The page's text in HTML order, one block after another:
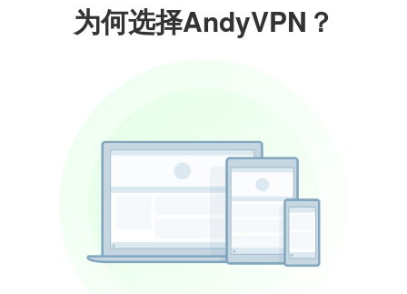
为何选择AndyVPN？